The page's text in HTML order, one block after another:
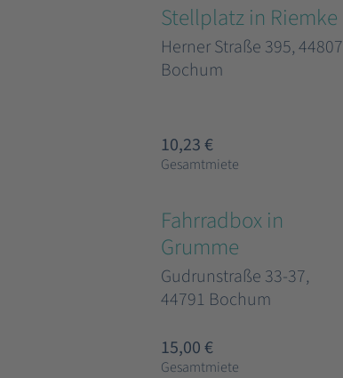
Stellplatz in Riemke
Herner Straße 395, 44807
Bochum
10,23 €
Gesamtmiete
Fahrradbox in
Grumme
Gudrunstraße 33-37,
44791 Bochum
15,00 €
Gesamtmiete